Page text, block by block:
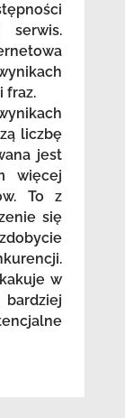
serwis.
fraz.
liczbę
jest
więcej
To z
się
w